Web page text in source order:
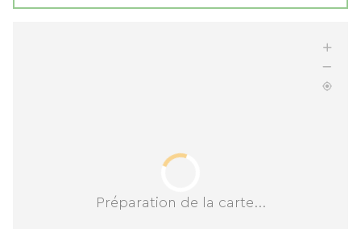
Préparation de la carte...